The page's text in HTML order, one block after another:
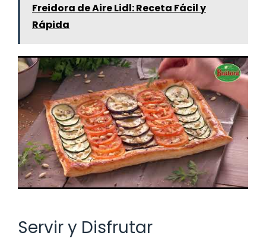
Freidora de Aire Lidl: Receta Fácil y
Rápida
Servir y Disfrutar